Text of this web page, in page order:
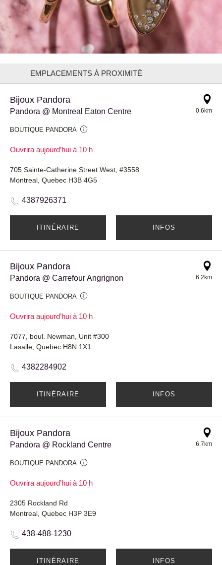
EMPLACEMENTS À PROXIMITÉ
Bijoux Pandora
Pandora @ Montreal Eaton Centre
BOUTIQUE PANDORA
Ouvrira aujourd’hui à 10 h
0.6km
705 Sainte-Catherine Street West, #3558
Montreal, Quebec H3B 4G5
4387926371
ITINÉRAIRE INFOS
Bijoux Pandora
Pandora @ Carrefour Angrignon
BOUTIQUE PANDORA
Ouvrira aujourd’hui à 10 h
6.2km
7077, boul. Newman, Unit #300
Lasalle, Quebec H8N 1X1
4382284902
ITINÉRAIRE INFOS
Bijoux Pandora
Pandora @ Rockland Centre
BOUTIQUE PANDORA
Ouvrira aujourd’hui à 10 h
6.7km
2305 Rockland Rd
Montreal, Quebec H3P 3E9
438-488-1230
ITINÉRAIRE INFOS